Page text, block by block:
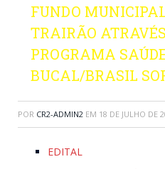
FUNDO
TRAIRÃO
PROGRAMA
BUCAL/BRASIL
POR CR2-ADMIN2 EM 18 DE JULHO DE
EDITAL